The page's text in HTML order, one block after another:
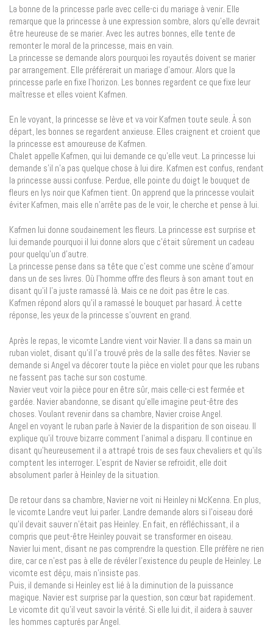
La bonne de la princesse parle avec celle-ci du mariage à venir. Elle
remarque que la princesse à une expression sombre, alors qu’elle devrait
être heureuse de se marier. Avec les autres bonnes, elle tente de
remonter le moral de la princesse, mais en vain.
La princesse se demande alors pourquoi les royautés doivent se marier
par arrangement. Elle préférerait un mariage d’amour. Alors que la
princesse parle en fixe l’horizon. Les bonnes regardent ce que fixe leur
maîtresse et elles voient Kafmen.
En le voyant, la princesse se lève et va voir Kafmen toute seule. À son
départ, les bonnes se regardent anxieuse. Elles craignent et croient que
la princesse est amoureuse de Kafmen.
Chalet appelle Kafmen, qui lui demande ce qu’elle veut. La princesse lui
demande s’il n’a pas quelque chose à lui dire. Kafmen est confus, rendant
la princesse aussi confuse. Perdue, elle pointe du doigt le bouquet de
fleurs en lys noir que Kafmen tient. On apprend que la princesse voulait
éviter Kafmen, mais elle n’arrête pas de le voir, le cherche et pense à lui.
Kafmen lui donne soudainement les fleurs. La princesse est surprise et
lui demande pourquoi il lui donne alors que c’était sûrement un cadeau
pour quelqu’un d’autre.
La princesse pense dans sa tête que c’est comme une scène d’amour
dans un de ses livres. Où l’homme offre des fleurs à son amant tout en
disant qu’il l’a juste ramassé là. Mais ce ne doit pas être le cas.
Kafmen répond alors qu’il a ramassé le bouquet par hasard. À cette
réponse, les yeux de la princesse s’ouvrent en grand.
Après le repas, le vicomte Landre vient voir Navier. Il a dans sa main un
ruban violet, disant qu’il l’a trouvé près de la salle des fêtes. Navier se
demande si Angel va décorer toute la pièce en violet pour que les rubans
ne fassent pas tache sur son costume.
Navier veut voir la pièce pour en être sûr, mais celle-ci est fermée et
gardée. Navier abandonne, se disant qu’elle imagine peut-être des
choses. Voulant revenir dans sa chambre, Navier croise Angel.
Angel en voyant le ruban parle à Navier de la disparition de son oiseau. Il
explique qu’il trouve bizarre comment l’animal a disparu. Il continue en
disant qu’heureusement il a attrapé trois de ses faux chevaliers et qu’ils
comptent les interroger. L’esprit de Navier se refroidit, elle doit
absolument parler à Heinley de la situation.
De retour dans sa chambre, Navier ne voit ni Heinley ni McKenna. En plus,
le vicomte Landre veut lui parler. Landre demande alors si l’oiseau doré
qu’il devait sauver n’était pas Heinley. En fait, en réfléchissant, il a
compris que peut-être Heinley pouvait se transformer en oiseau.
Navier lui ment, disant ne pas comprendre la question. Elle préfère ne rien
dire, car ce n’est pas à elle de révéler l’existence du peuple de Heinley. Le
vicomte est déçu, mais n’insiste pas.
Puis, il demande si Heinley est lié à la diminution de la puissance
magique. Navier est surprise par la question, son cœur bat rapidement.
Le vicomte dit qu’il veut savoir la vérité. Si elle lui dit, il aidera à sauver
les hommes capturés par Angel.